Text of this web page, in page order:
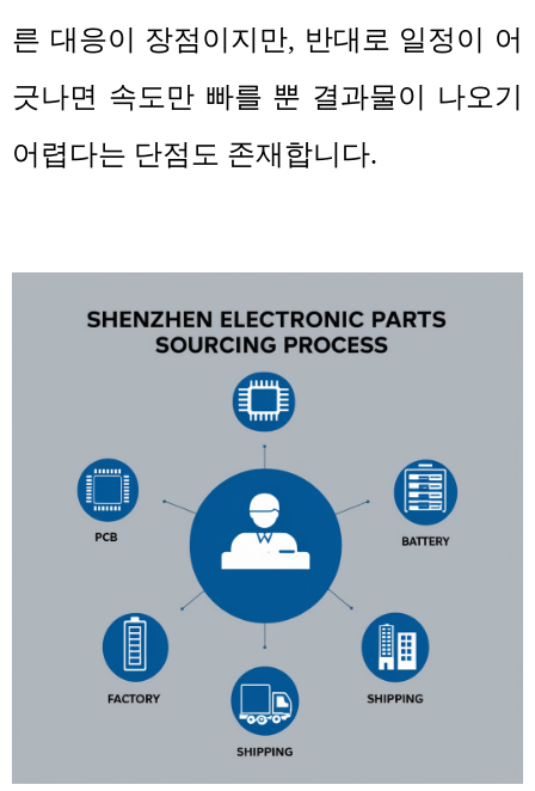
른 대응이 장점이지만, 반대로 일정이 어
긋나면 속도만 빠를 뿐 결과물이 나오기
어렵다는 단점도 존재합니다.